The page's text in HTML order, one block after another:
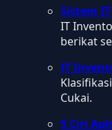
Sistem
IT
berikat
IT
Cukai.
5 Ciri